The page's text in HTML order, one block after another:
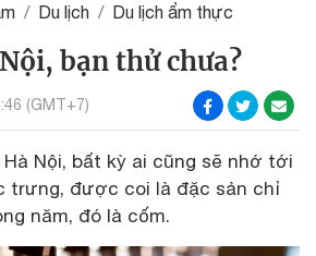
Du lịch Du lịch ẩm thực
bạn thử chưa?
(GMT+7)
Nội, bất kỳ ai cũng sẽ nhớ tới
trưng, được coi là đặc sản chỉ
năm, đó là cốm.